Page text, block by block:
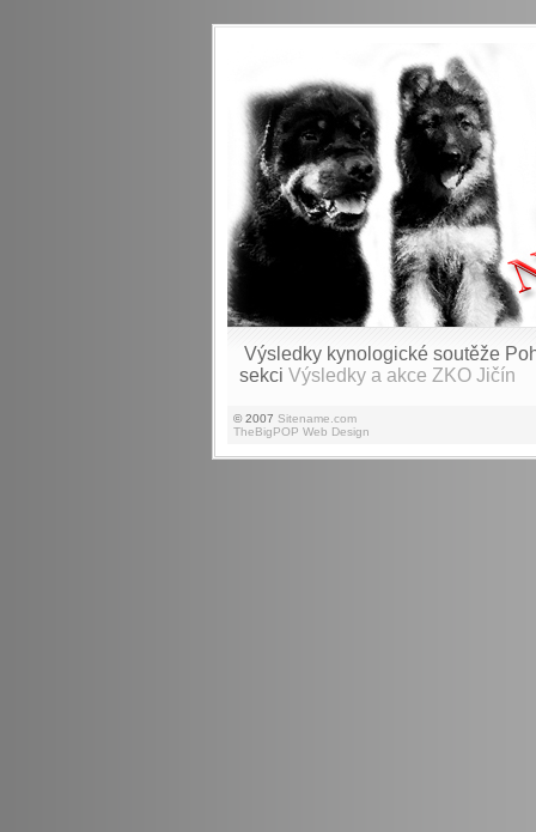
Výsledky kynologické soutěže
sekci Výsledky a akce ZKO Jičín
© 2007 Sitename.com
TheBigPOP Web Design